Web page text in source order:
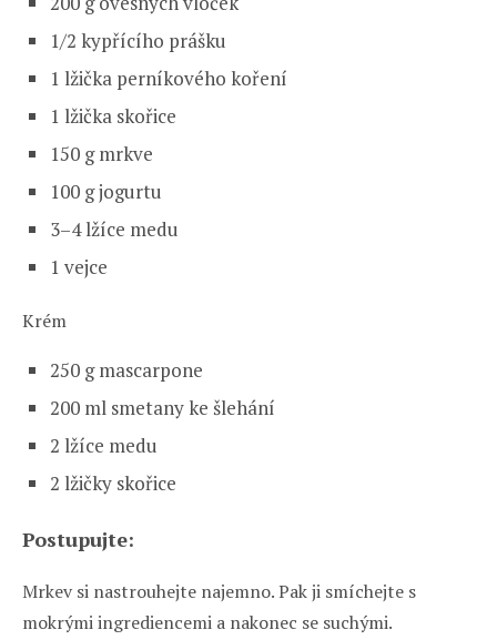
1/2 kypřícího prášku
1 lžička perníkového koření
1 lžička skořice
150 g mrkve
100 g jogurtu
3–4 lžíce medu
1 vejce
Krém
250 g mascarpone
200 ml smetany ke šlehání
2 lžíce medu
2 lžičky skořice
Postupujte:
Mrkev si nastrouhejte najemno. Pak ji smíchejte s
mokrými ingrediencemi a nakonec se suchými.